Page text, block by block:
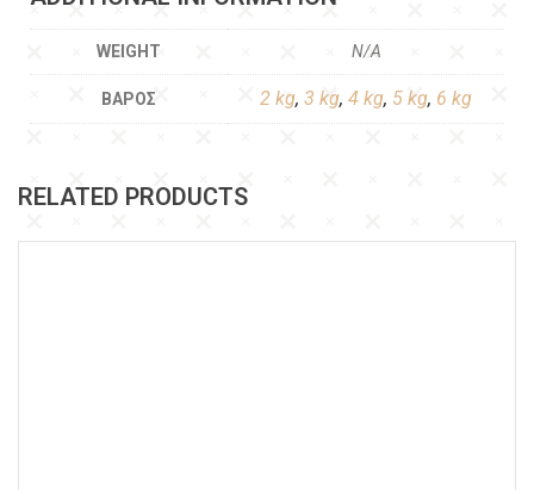
WEIGHT N/A
ΒΆΡΟΣ 2 kg, 3 kg, 4 kg, 5 kg, 6 kg
RELATED PRODUCTS